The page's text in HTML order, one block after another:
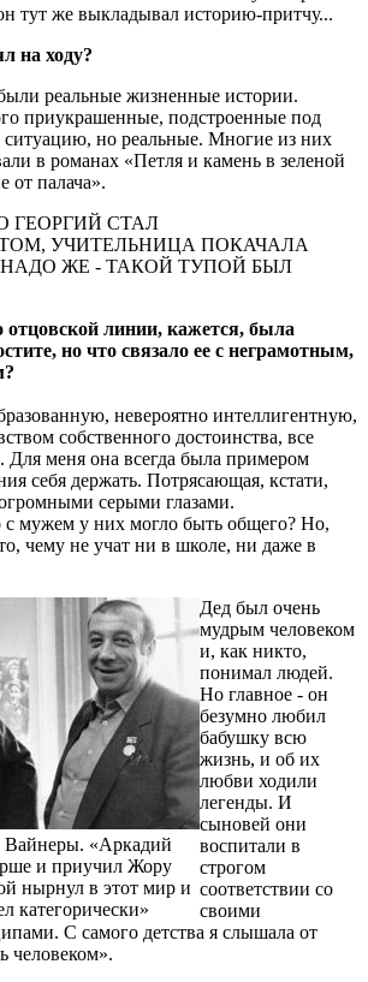
тут же выкладывал историю-притчу...
на ходу?
реальные жизненные истории.
приукрашенные, подстроенные под
но реальные. Многие из них
в романах «Петля и камень в зеленой
от палача».
ГЕОРГИЙ СТАЛ
УЧИТЕЛЬНИЦА ПОКАЧАЛА
ЖЕ - ТАКОЙ ТУПОЙ БЫЛ
линии, кажется, была
но что связало ее с неграмотным,
невероятно интеллигентную,
собственного достоинства, все
Для меня она всегда была примером
себя держать. Потрясающая, кстати,
серыми глазами.
с мужем у них могло быть общего? Но,
чему не учат ни в школе, ни даже в
Вайнеры. «Аркадий
и приучил Жору
нырнул в этот мир и
категорически»
Дед был очень
мудрым человеком
и, как никто,
понимал людей.
Но главное - он
безумно любил
бабушку всю
жизнь, и об их
любви ходили
легенды. И
сыновей они
воспитали в
строгом
соответствии со
своими
С самого детства я слышала от
человеком».